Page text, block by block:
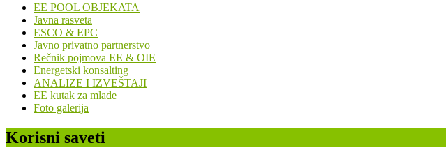
EE POOL OBJEKATA
Javna rasveta
ESCO & EPC
Javno privatno partnerstvo
Rečnik pojmova EE & OIE
Energetski konsalting
ANALIZE I IZVEŠTAJI
EE kutak za mlade
Foto galerija
Korisni saveti